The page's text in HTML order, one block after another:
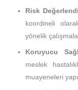
Risk
koordineli
yönelik
Koruyucu
meslek
muayeneleri